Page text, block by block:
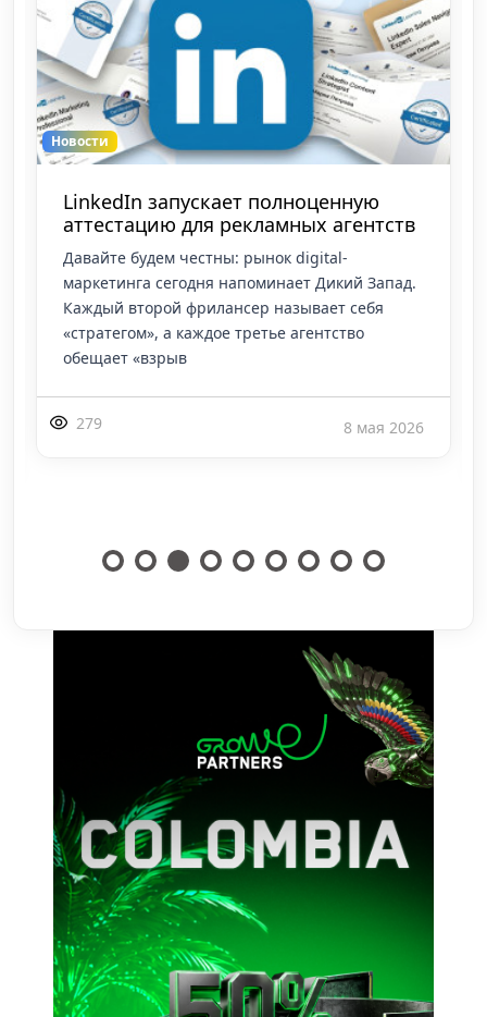
Новости
Google Ads вводит обязательные
Passkeys для защиты рекламных
кабинетов
Корпорация Google официально объявила о
переходе на новый стандарт безопасности для
рекламодателей. Согласно последним
обновлениям, старые методы авторизации в